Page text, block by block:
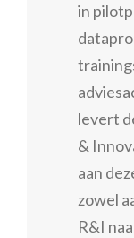
in
levert
&
aan
zowel
R&I